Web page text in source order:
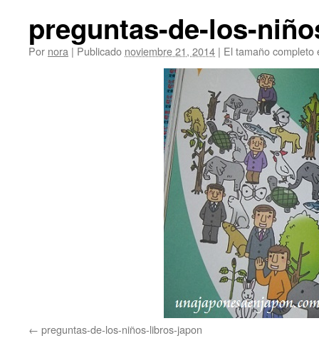
preguntas-de-los-
Por nora | Publicado noviembre 21, 2014 | El tamaño
preguntas-de-los-niños-libros-japon